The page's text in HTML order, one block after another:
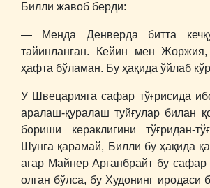
Билли жавоб берди:
― Менда Денверда битта
тайинланган. Кейин мен
ҳафта бўламан. Бу ҳақида ўйлаб
У Швецарияга сафар тўғрисида
аралаш-қуралаш туйғулар билан
бориши кераклигини тўғридан-
Шунга қарамай, Билли бу ҳақида
агар Майнер Арганбрайт бу сафар
олган бўлса, бу Худонинг иродаси